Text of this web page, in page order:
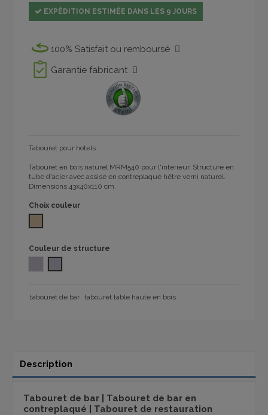
EXPÉDITION ESTIMÉE DANS LES 9 JOURS
100% Satisfait ou remboursé
Garantie fabricant
Tabouret pour hotels
Tabouret en bois naturel MRM540 pour l'intérieur. Structure en
tube d'acier avec assise en contreplaqué hêtre verni naturel.
Dimensions 43x40x110 cm.
Choix couleur
Couleur de structure
tabouret de bar tabouret table haute en bois
Description
Tabouret de bar | Tabouret de bar en
contreplaqué | Tabouret de restauration